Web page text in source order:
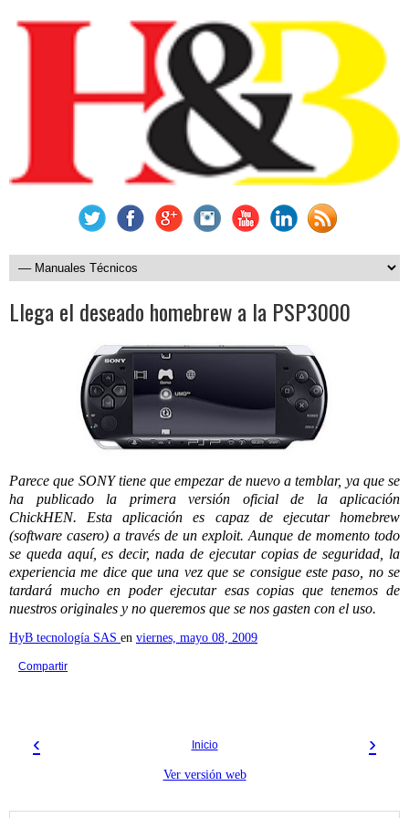
Llega el deseado homebrew a la PSP3000
Parece que SONY tiene que empezar de nuevo a temblar, ya que se
ha publicado la primera versión oficial de la aplicación
ChickHEN. Esta aplicación es capaz de ejecutar homebrew
(software casero) a través de un exploit. Aunque de momento todo
se queda aquí, es decir, nada de ejecutar copias de seguridad, la
experiencia me dice que una vez que se consigue este paso, no se
tardará mucho en poder ejecutar esas copias que tenemos de
nuestros originales y no queremos que se nos gasten con el uso.
HyB tecnología SAS en viernes, mayo 08, 2009
Compartir
‹ ›
Inicio
Ver versión web